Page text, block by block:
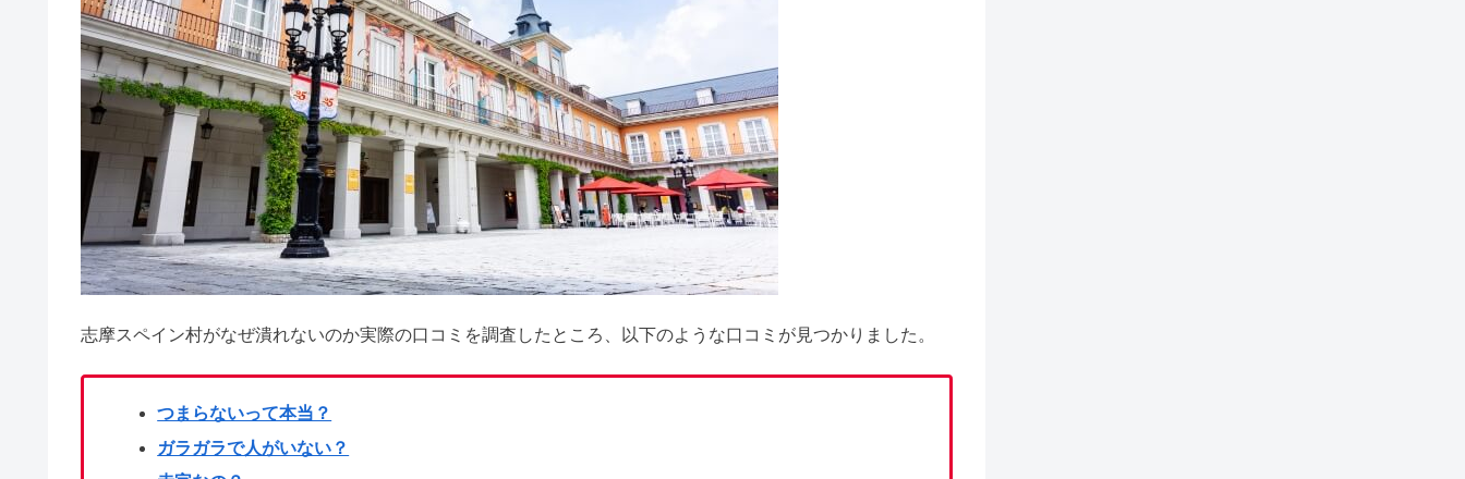
よもぎ蒸しの危険性｜効果ない？ホンマでっかの放送や自宅のデメリット
ダシダが気持ち悪い・まずい本当？どんな味＆代用品とは
ヘアアクセルレーターは危ない？使い方＆効果｜副作用ではげる？
シボローカは嘘&解約できない？口コミ&評判｜副作用など
志摩スペイン村がなぜ潰れないのか実際の口コミを調査したところ、以下のような口コミが見つかりました。
つまらないって本当？
ガラガラで人がいない？